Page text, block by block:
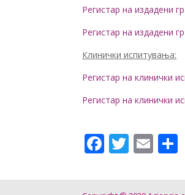
Регистар на издадени
Регистар на издадени
Клинички испитувања:
Регистар на клинички
Регистар на клинички
Facebook
Twitter